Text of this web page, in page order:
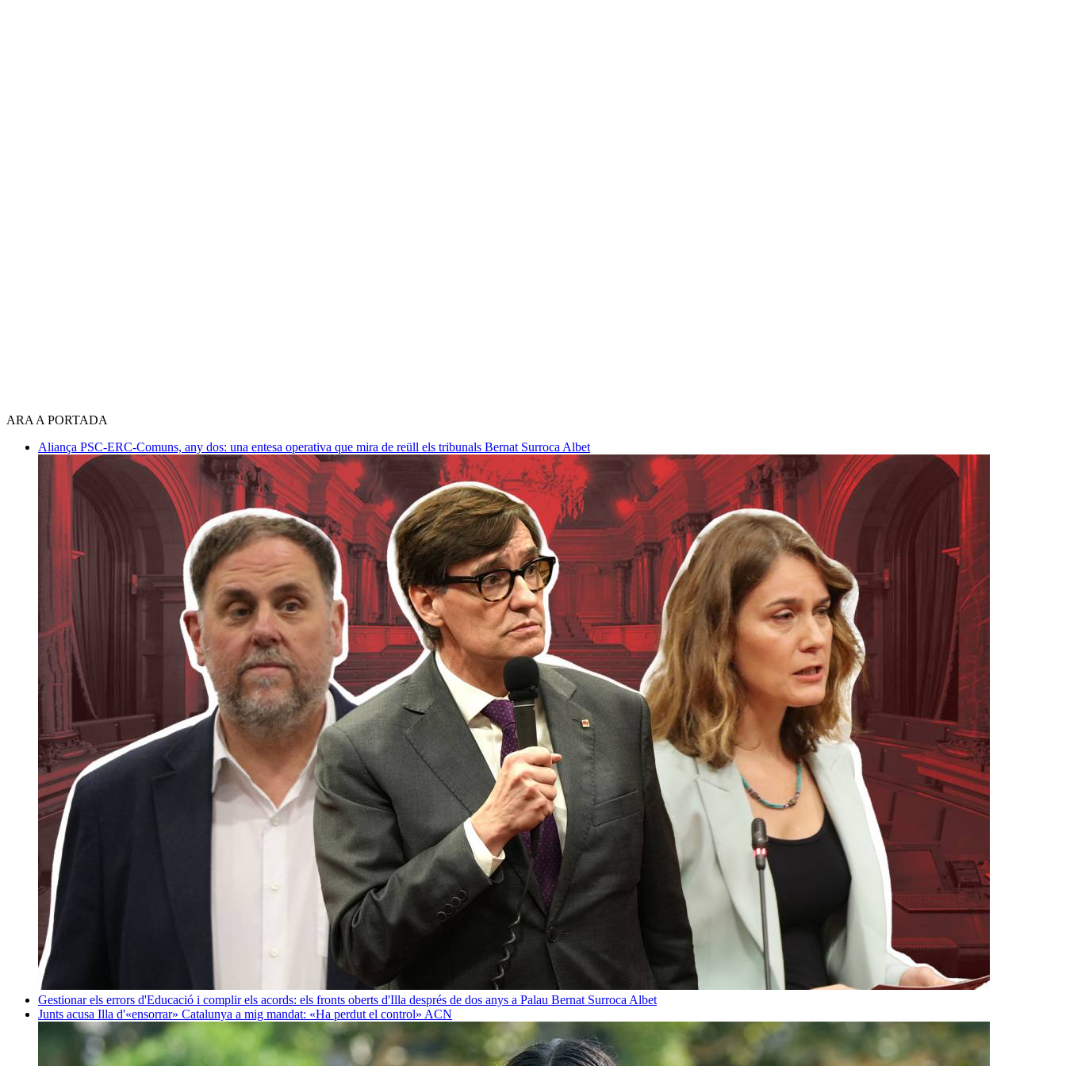
ARA A PORTADA
Aliança PSC-ERC-Comuns, any dos: una entesa operativa que mira de reüll els tribunals Bernat Surroca Albet
Gestionar els errors d'Educació i complir els acords: els fronts oberts d'Illa després de dos anys a Palau Bernat Surroca Albet
Junts acusa Illa d'«ensorrar» Catalunya a mig mandat: «Ha perdut el control» ACN